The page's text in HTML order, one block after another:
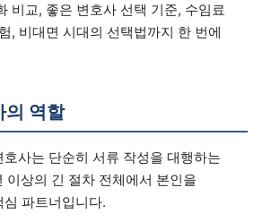
비교, 좋은 변호사 선택 기준, 수임료
, 비대면 시대의 선택법까지 한 번에
의 역할
사는 단순히 서류 작성을 대행하는
이상의 긴 절차 전체에서 본인을
파트너입니다.